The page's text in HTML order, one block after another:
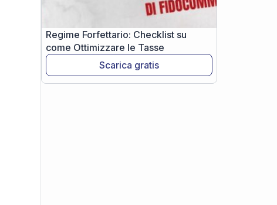
Regime Forfettario: Checklist su
come Ottimizzare le Tasse
Scarica gratis